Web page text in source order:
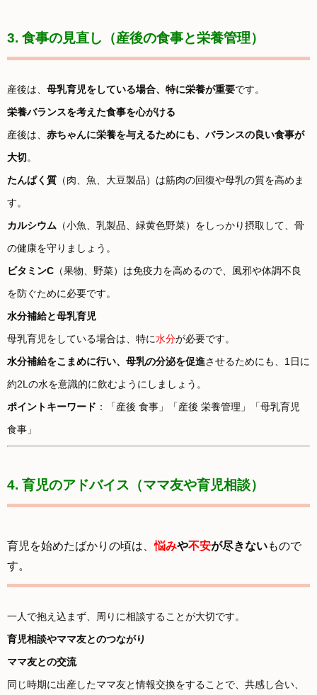
3. 食事の見直し（産後の食事と栄養管理）
産後は、 母乳育児をしている場合、特に栄養が重要です。
栄養バランスを考えた食事を心がける
産後は、 赤ちゃんに栄養を与えるためにも、バランスの良い食事が
大切。
たんぱく質 （肉、魚、大豆製品）は筋肉の回復や母乳の質を高めま
す。
カルシウム （小魚、乳製品、緑黄色野菜）をしっかり摂取して、骨
の健康を守りましょう。
ビタミンC （果物、野菜）は免疫力を高めるので、風邪や体調不良
を防ぐために必要です。
水分補給と母乳育児
母乳育児をしている場合は、特に水分が必要です。
水分補給をこまめに行い、母乳の分泌を促進させるためにも、1日に
約2Lの水を意識的に飲むようにしましょう。
ポイントキーワード ：「産後 食事」「産後 栄養管理」「母乳育児
食事」
4. 育児のアドバイス（ママ友や育児相談）
育児を始めたばかりの頃は、悩みや不安が尽きないもので
す。
一人で抱え込まず、周りに相談することが大切です。
育児相談やママ友とのつながり
ママ友との交流
同じ時期に出産したママ友と情報交換をすることで、共感し合い、